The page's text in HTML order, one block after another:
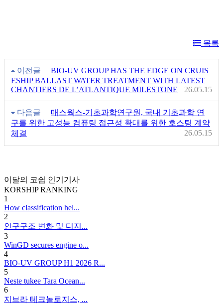
목록
이전글
BIO-UV GROUP HAS THE EDGE ON CRUIS
ESHIP BALLAST WATER TREATMENT WITH LATEST
CHANTIERS DE L’ATLANTIQUE MILESTONE
26.05.15
다음글
매스웍스-기초과학연구원, 국내 기초과학 연
구를 위한 고성능 컴퓨팅 접근성 확대를 위한 호스팅 계약
체결
26.05.15
이달의 코쉽 인기기사
KORSHIP RANKING
1
How classification hel...
2
인구구조 변화 및 디지...
3
WinGD secures engine o...
4
BIO-UV GROUP H1 2026 R...
5
Neste tukee Tara Ocean...
6
지브라 테크놀로지스, ...